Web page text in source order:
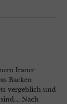
Iraner
Backen
vergeblich und
Nach